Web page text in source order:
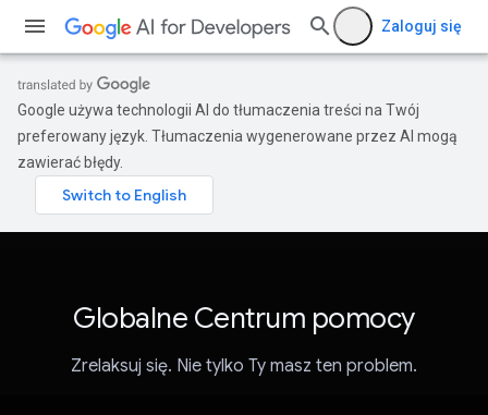
Zaloguj się
Google używa technologii AI do tłumaczenia treści na Twój
preferowany język. Tłumaczenia wygenerowane przez AI mogą
zawierać błędy.
Globalne Centrum pomocy
Zrelaksuj się. Nie tylko Ty masz ten problem.